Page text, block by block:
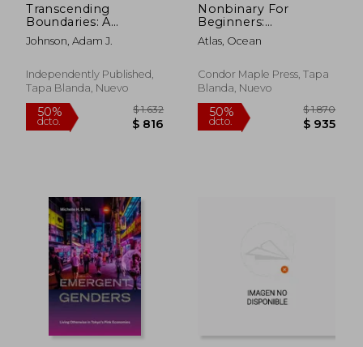
dcto. $ 1.043
Transcending
Boundaries: A
Journey Through
Transgender History
Johnson, Adam J.
Independently Published,
Tapa Blanda, Nuevo
Nonbinary For
Beginners:
Everything you've
been afraid to ask
pronouns, being an
ally, and black &
Inglés)
Atlas, Ocean
Condor Maple Press, Tapa
Blanda, Nuevo